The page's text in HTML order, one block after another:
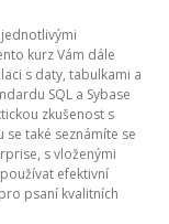
kurz Vám dále
s daty, tabulkami a
SQL a Sybase
zkušenost s
se také seznámíte se
s vloženými
efektivní
psaní kvalitních